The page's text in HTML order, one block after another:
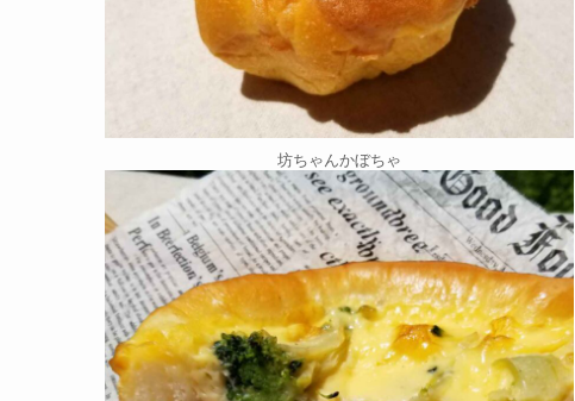
坊ちゃんかぼちゃ